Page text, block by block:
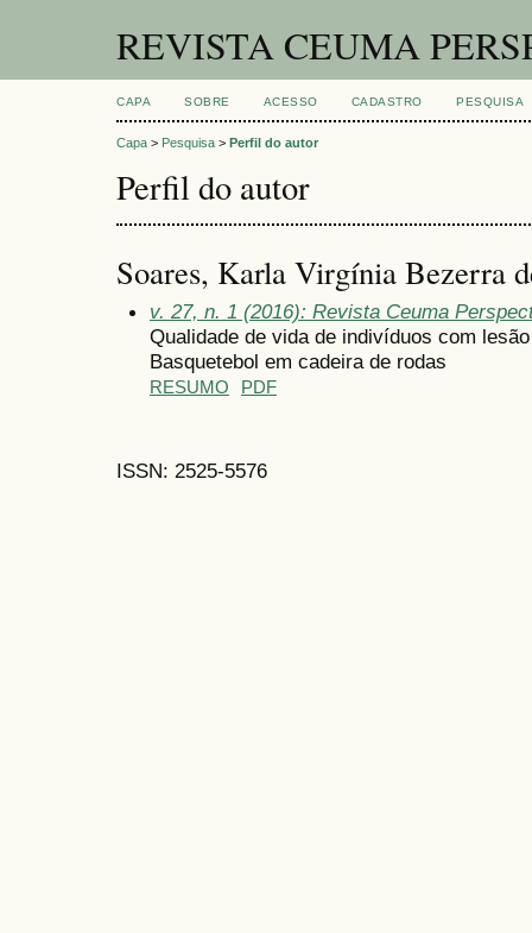
REVISTA CEUMA
CAPA SOBRE ACESSO CADASTRO PESQUISA
Capa > Pesquisa > Perfil do autor
Perfil do autor
Soares, Karla Virgínia Bezerra
v. 27, n. 1 (2016): Revista Ceuma
Qualidade de vida de indivíduos com
Basquetebol em cadeira de rodas
RESUMO PDF
ISSN: 2525-5576